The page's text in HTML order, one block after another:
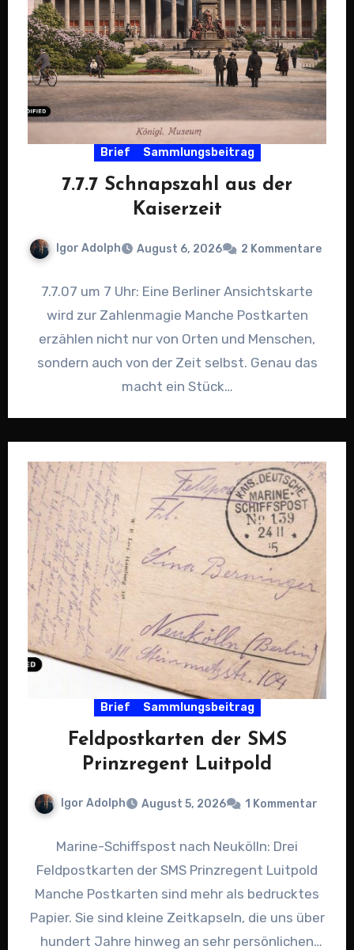
Brief Sammlungsbeitrag
7.7.7 Schnapszahl aus der
Kaiserzeit
Igor Adolph August 6, 2026 2 Kommentare
7.7.07 um 7 Uhr: Eine Berliner Ansichtskarte
wird zur Zahlenmagie Manche Postkarten
erzählen nicht nur von Orten und Menschen,
sondern auch von der Zeit selbst. Genau das
macht ein Stück…
Brief Sammlungsbeitrag
Feldpostkarten der SMS
Prinzregent Luitpold
Igor Adolph August 5, 2026 1 Kommentar
Marine-Schiffspost nach Neukölln: Drei
Feldpostkarten der SMS Prinzregent Luitpold
Manche Postkarten sind mehr als bedrucktes
Papier. Sie sind kleine Zeitkapseln, die uns über
hundert Jahre hinweg an sehr persönlichen